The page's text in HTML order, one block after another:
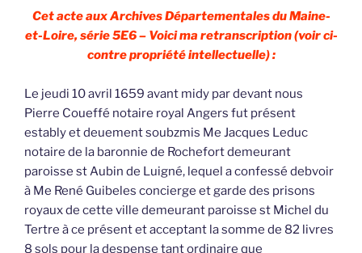
Cet acte aux Archives Départementales du Maine-
et-Loire, série 5E6 – Voici ma retranscription (voir ci-
contre propriété intellectuelle) :
Le jeudi 10 avril 1659 avant midy par devant nous
Pierre Coueffé notaire royal Angers fut présent
estably et deuement soubzmis Me Jacques Leduc
notaire de la baronnie de Rochefort demeurant
paroisse st Aubin de Luigné, lequel a confessé debvoir
à Me René Guibeles concierge et garde des prisons
royaux de cette ville demeurant paroisse st Michel du
Tertre à ce présent et acceptant la somme de 82 livres
8 sols pour la despense tant ordinaire que